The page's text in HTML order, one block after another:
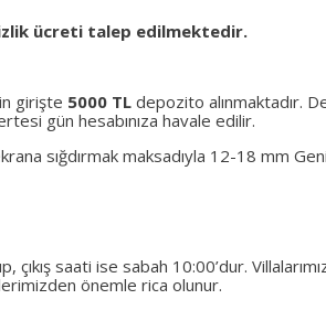
ücreti talep edilmektedir.
girişte 5000 TL depozito alınmaktadır.
gün hesabınıza havale edilir.
sığdırmak maksadıyla 12-18 mm
saati ise sabah 10:00’dur.
önemle rica olunur.